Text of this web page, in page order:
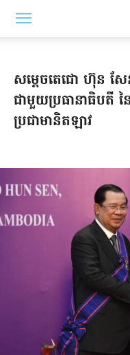
សម្ដេចតេជោ ហ៊ុន សែ
ជាមួយប្រធានាធិបតី ន
ប្រជាមានិតឡាវ